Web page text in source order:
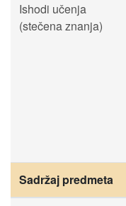
Ishodi učenja
(stečena znanja)
Sadržaj predmeta